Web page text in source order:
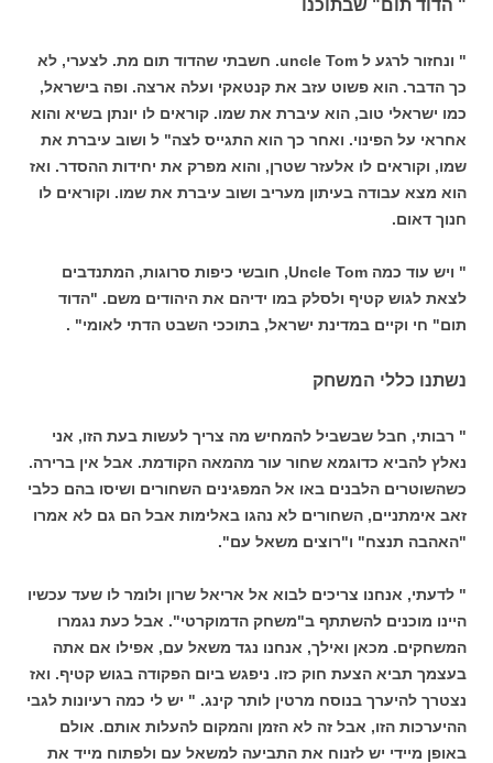
" הדוד תום" שבתוכנו
" ונחזור לרגע ל uncle Tom. חשבתי שהדוד תום מת. לצערי, לא
כך הדבר. הוא פשוט עזב את קנטאקי ועלה ארצה. ופה בישראל,
כמו ישראלי טוב, הוא עיברת את שמו. קוראים לו יונתן בשיא והוא
אחראי על הפינוי. ואחר כך הוא התגייס לצה" ל ושוב עיברת את
שמו, וקוראים לו אלעזר שטרן, והוא מפרק את יחידות ההסדר. ואז
הוא מצא עבודה בעיתון מעריב ושוב עיברת את שמו. וקוראים לו
חנוך דאום.
" ויש עוד כמה Uncle Tom, חובשי כיפות סרוגות, המתנדבים
לצאת לגוש קטיף ולסלק במו ידיהם את היהודים משם. "הדוד
תום" חי וקיים במדינת ישראל, בתוככי השבט הדתי לאומי" .
נשתנו כללי המשחק
" רבותי, חבל שבשביל להמחיש מה צריך לעשות בעת הזו, אני
נאלץ להביא כדוגמא שחור עור מהמאה הקודמת. אבל אין ברירה.
כשהשוטרים הלבנים באו אל המפגינים השחורים ושיסו בהם כלבי
זאב אימתניים, השחורים לא נהגו באלימות אבל הם גם לא אמרו
"האהבה תנצח" ו"רוצים משאל עם".
" לדעתי, אנחנו צריכים לבוא אל אריאל שרון ולומר לו שעד עכשיו
היינו מוכנים להשתתף ב"משחק הדמוקרטי". אבל כעת נגמרו
המשחקים. מכאן ואילך, אנחנו נגד משאל עם, אפילו אם אתה
בעצמך תביא הצעת חוק כזו. ניפגש ביום הפקודה בגוש קטיף. ואז
נצטרך להיערך בנוסח מרטין לותר קינג. " יש לי כמה רעיונות לגבי
ההיערכות הזו, אבל זה לא הזמן והמקום להעלות אותם. אולם
באופן מיידי יש לזנוח את התביעה למשאל עם ולפתוח מייד את